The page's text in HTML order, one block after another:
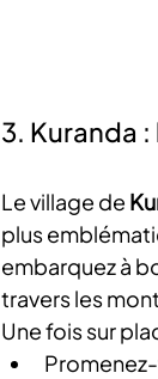
3. Kuranda
Le village de
plus
embarquez à
travers les
Une fois sur